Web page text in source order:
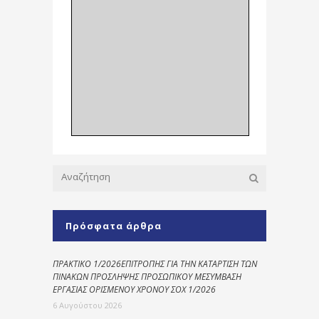
Πρόσφατα άρθρα
ΠΡΑΚΤΙΚΟ 1/2026ΕΠΙΤΡΟΠΗΣ ΓΙΑ ΤΗΝ ΚΑΤΑΡΤΙΣΗ ΤΩΝ
ΠΙΝΑΚΩΝ ΠΡΟΣΛΗΨΗΣ ΠΡΟΣΩΠΙΚΟΥ ΜΕΣΥΜΒΑΣΗ
ΕΡΓΑΣΙΑΣ ΟΡΙΣΜΕΝΟΥ ΧΡΟΝΟΥ ΣΟΧ 1/2026
6 Αυγούστου 2026